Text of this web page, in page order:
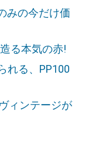
みの今だけ価
る本気の赤!
れる、PP100
ィンテージが